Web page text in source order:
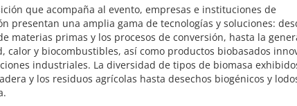
que acompaña al evento, empresas e instituciones de
presentan una amplia gama de tecnologías y soluciones:
materias primas y los procesos de conversión, hasta la
calor y biocombustibles, así como productos biobasados
industriales. La diversidad de tipos de biomasa
y los residuos agrícolas hasta desechos biogénicos y